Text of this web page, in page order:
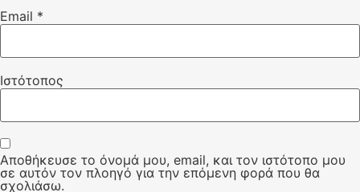
Email *
Ιστότοπος
Αποθήκευσε το όνομά μου, email, και τον ιστότοπο μου
σε αυτόν τον πλοηγό για την επόμενη φορά που θα
σχολιάσω.